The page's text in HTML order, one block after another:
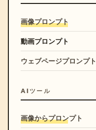
画像プロンプト
動画プロンプト
ウェブページプロンプト
AIツール
画像からプロンプト